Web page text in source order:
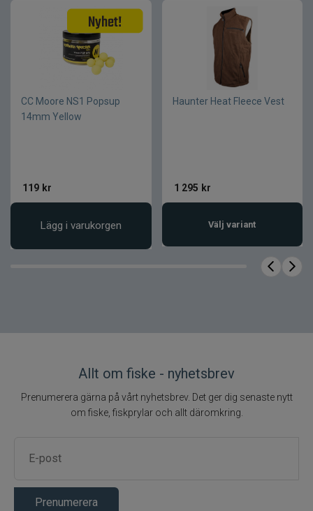
Produktfördelar
15K / 10K vattentät och andningsbar
prestanda
Slitstark 100% nylonkonstruktion
Korrosionsbeständiga YKK-dragkedjor
Vindresistens Vindtät
Andningsförmåga
ventilerande
Vattenpelare 30 000 mm
Material
CC Moore NS1 Popsup
14mm Yellow
119 kr
Lägg i varukorgen
Haunter Heat Fleece Vest
1 295 kr
Välj variant
Allt om fiske - nyhetsbrev
Prenumerera gärna på vårt nyhetsbrev. Det ger dig senaste nytt
om fiske, fiskprylar och allt däromkring.
Prenumerera